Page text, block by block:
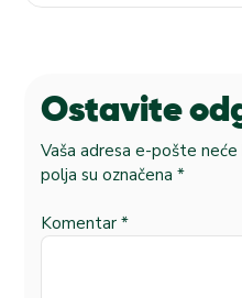
Ostavite
Vaša adresa e-pošte
polja su označena *
Komentar *